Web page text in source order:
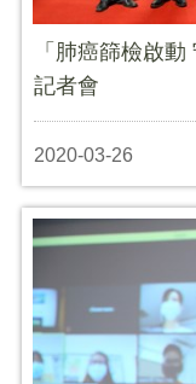
「肺癌篩檢啟
記者會
2020-03-26